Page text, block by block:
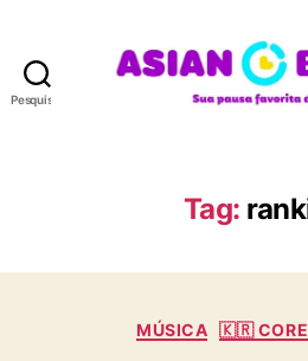
Pesquisar
A
N
R
A
Tag:
C
MÚSICA 🇰🇷